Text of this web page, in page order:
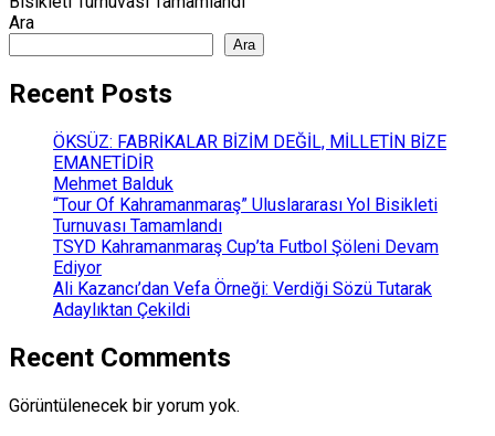
Ara
Ara
Recent Posts
ÖKSÜZ: FABRİKALAR BİZİM DEĞİL, MİLLETİN BİZE
EMANETİDİR
Mehmet Balduk
“Tour Of Kahramanmaraş” Uluslararası Yol Bisikleti
Turnuvası Tamamlandı
TSYD Kahramanmaraş Cup’ta Futbol Şöleni Devam
Ediyor
Ali Kazancı’dan Vefa Örneği: Verdiği Sözü Tutarak
Adaylıktan Çekildi
Recent Comments
Görüntülenecek bir yorum yok.